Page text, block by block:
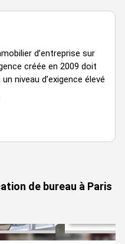
d’entreprise sur
créée en 2009 doit
niveau d’exigence élevé
de bureau à Paris